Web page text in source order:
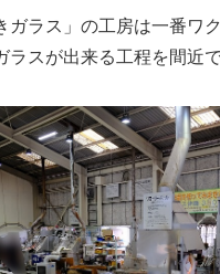
ガラス」の工房は一番ワ
ラスが出来る工程を間近